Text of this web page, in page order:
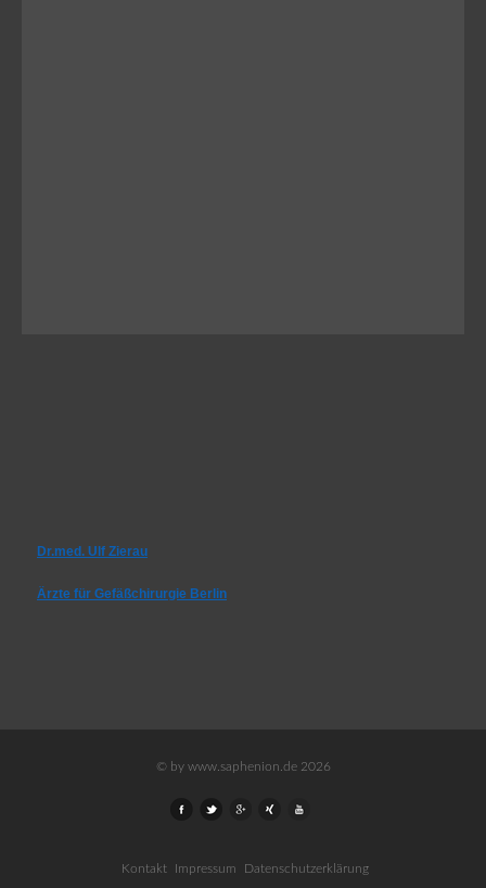
Dr.med. Ulf Zierau
Ärzte für Gefäßchirurgie Berlin
© by www.saphenion.de 2026
Kontakt Impressum Datenschutzerklärung